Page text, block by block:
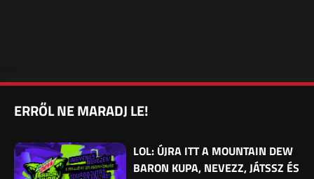
ERRŐL NE MARADJ LE!
LOL: ÚJRA ITT A MOUNTAIN DEW
BARON KUPA, NEVEZZ, JÁTSSZ ÉS